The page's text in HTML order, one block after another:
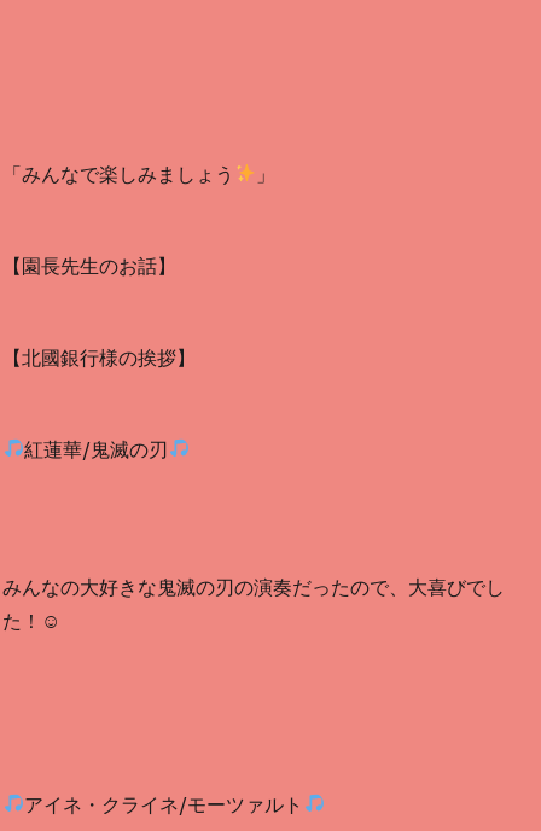
「みんなで楽しみましょう 」
【園長先生のお話】
【北國銀行様の挨拶】
紅蓮華/鬼滅の刃
みんなの大好きな鬼滅の刃の演奏だったので、大喜びでし
た！☺
アイネ・クライネ/モーツァルト